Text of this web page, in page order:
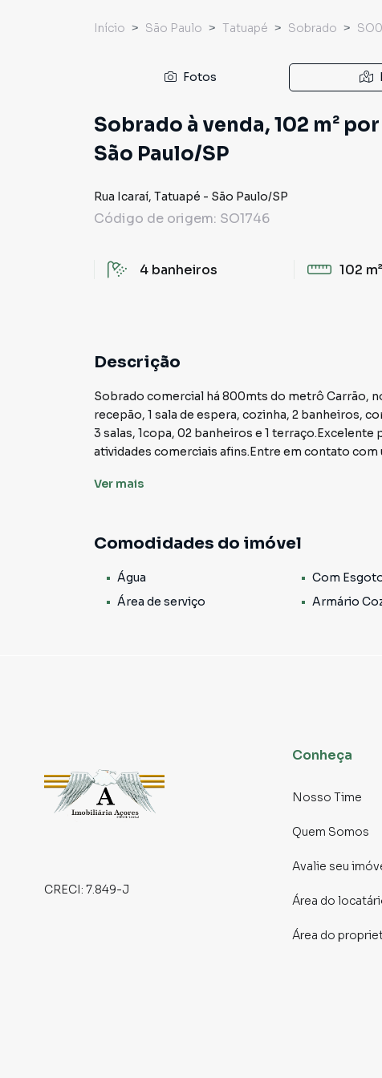
Início São Paulo Tatuapé Sobrado
Fotos
Sobrado à venda, 102 m²
São Paulo/SP
Rua Icaraí, Tatuapé - São Paulo/SP
Código de origem: SO1746
4 banheiros 102 m²
Descrição
Sobrado comercial há 800mts do metrô Carrão,
recepão, 1 sala de espera, cozinha, 2 banheiros,
3 salas, 1copa, 02 banheiros e 1
atividades comerciais afins.Entre em contato com
Ver mais
Comodidades do imóvel
Água Com
Área de serviço
Armário
CRECI: 7.849-J
Conheça
Nosso Time
Quem Somos
Avalie seu
Área do
Área do